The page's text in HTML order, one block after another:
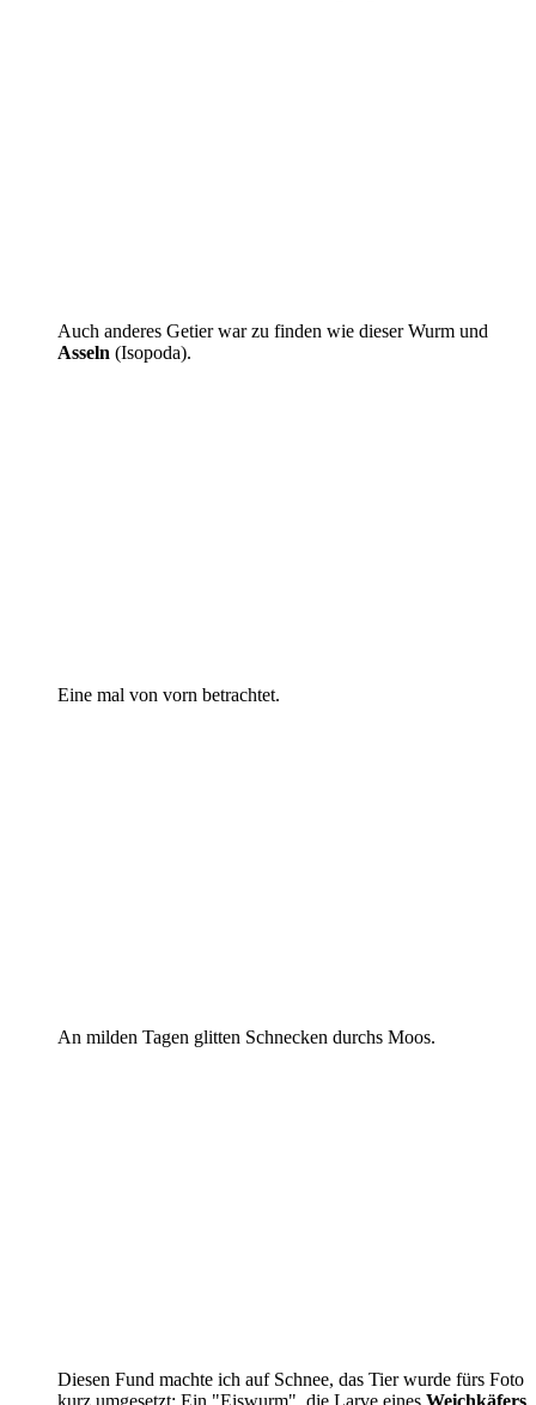
Auch anderes Getier war zu finden wie dieser Wurm und
Asseln (Isopoda).
Eine mal von vorn betrachtet.
An milden Tagen glitten Schnecken durchs Moos.
Diesen Fund machte ich auf Schnee, das Tier wurde fürs Foto
kurz umgesetzt: Ein "Eiswurm", die Larve eines Weichkäfers